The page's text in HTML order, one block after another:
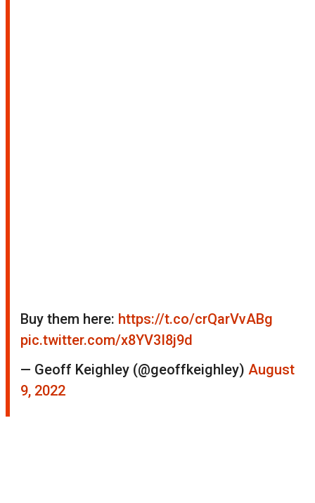
Buy them here: https://t.co/crQarVvABg
pic.twitter.com/x8YV3I8j9d
— Geoff Keighley (@geoffkeighley) August
9, 2022